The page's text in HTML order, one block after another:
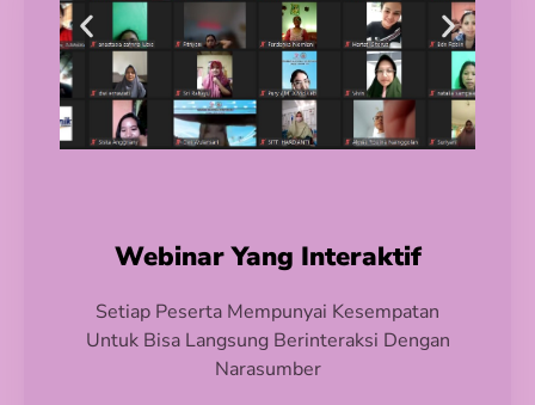
Webinar Yang Interaktif
Setiap Peserta Mempunyai Kesempatan
Untuk Bisa Langsung Berinteraksi Dengan
Narasumber